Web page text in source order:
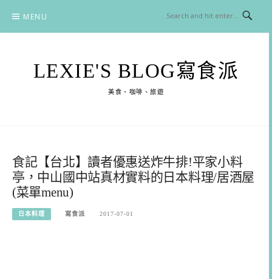
content
MENU
LEXIE'S BLOG寫食派
美食、咖啡、旅遊
食記【台北】讀者優惠送炸牛排!平家小料
亭，中山國中站真材實料的日本料理/居酒屋
(菜單menu)
日本料理 寫食派 2017-07-01